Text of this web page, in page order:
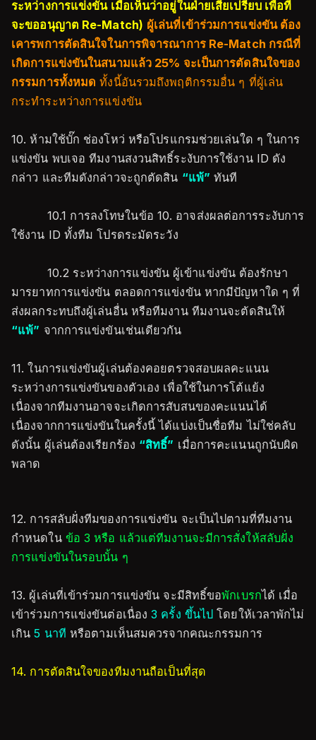
ระหว่างการแข่งขัน เมื่อเห็นว่าอยู่ในฝ่ายเสียเปรียบ เพื่อที่
จะขออนุญาต Re-Match) ผู้เล่นที่เข้าร่วมการแข่งขัน ต้อง
เคารพการตัดสินใจในการพิจารณาการ Re-Match กรณีที่
เกิดการแข่งขันในสนามแล้ว 25% จะเป็นการตัดสินใจของ
กรรมการทั้งหมด ทั้งนี้อันรวมถึงพฤติกรรมอื่น ๆ ที่ผู้เล่น
กระทำระหว่างการแข่งขัน
10. ห้ามใช้บั๊ก ช่องโหว่ หรือโปรแกรมช่วยเล่นใด ๆ ในการ
แข่งขัน พบเจอ ทีมงานสงวนสิทธิ์ระงับการใช้งาน ID ดัง
กล่าว และทีมดังกล่าวจะถูกตัดสิน “แพ้” ทันที
10.1 การลงโทษในข้อ 10. อาจส่งผลต่อการระงับการ
ใช้งาน ID ทั้งทีม โปรดระมัดระวัง
10.2 ระหว่างการแข่งขัน ผู้เข้าแข่งขัน ต้องรักษา
มารยาทการแข่งขัน ตลอดการแข่งขัน หากมีปัญหาใด ๆ ที่
ส่งผลกระทบถึงผู้เล่นอื่น หรือทีมงาน ทีมงานจะตัดสินให้
“แพ้” จากการแข่งขันเช่นเดียวกัน
11. ในการแข่งขันผู้เล่นต้องคอยตรวจสอบผลคะแนน
ระหว่างการแข่งขันของตัวเอง เพื่อใช้ในการโต้แย้ง
เนื่องจากทีมงานอาจจะเกิดการสับสนของคะแนนได้
เนื่องจากการแข่งขันในครั้งนี้ ได้แบ่งเป็นชื่อทีม ไม่ใช่คลับ
ดังนั้น ผู้เล่นต้องเรียกร้อง “สิทธิ์” เมื่อการคะแนนถูกนับผิด
พลาด
12. การสลับฝั่งทีมของการแข่งขัน จะเป็นไปตามที่ทีมงาน
กำหนดใน ข้อ 3 หรือ แล้วแต่ทีมงานจะมีการสั่งให้สลับฝั่ง
การแข่งขันในรอบนั้น ๆ
13. ผู้เล่นที่เข้าร่วมการแข่งขัน จะมีสิทธิ์ขอพักเบรกได้ เมื่อ
เข้าร่วมการแข่งขันต่อเนื่อง3 ครั้ง ขึ้นไป โดยให้เวลาพักไม่
เกิน5 นาที หรือตามเห็นสมควรจากคณะกรรมการ
14. การตัดสินใจของทีมงานถือเป็นที่สุด